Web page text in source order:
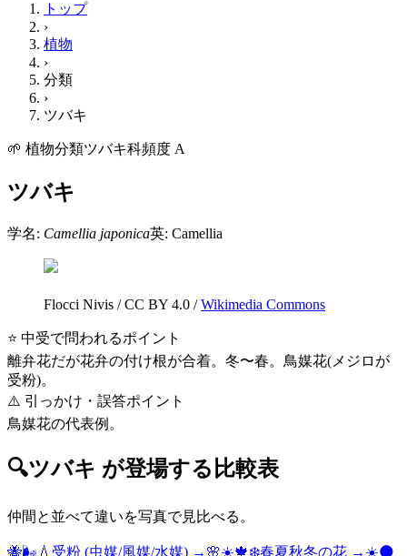
トップ
›
植物
›
分類
›
ツバキ
🌱 植物分類ツバキ科頻度 A
ツバキ
学名: Camellia japonica英: Camellia
Flocci Nivis /CC BY 4.0 / Wikimedia Commons
⭐ 中受で問われるポイント
離弁花だが花弁の付け根が合着。冬〜春。鳥媒花(メジロが
受粉)。
⚠️ 引っかけ・誤答ポイント
鳥媒花の代表例。
🔍ツバキ が登場する比較表
仲間と並べて違いを写真で見比べる。
🐝🌬️💧 受粉 (虫媒/風媒/水媒) → 🌸☀️🍁❄️春夏秋冬の花 → ☀️🌑